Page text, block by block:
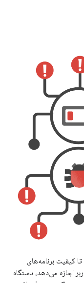
کیفیت برنامه‌های
اجازه می‌دهد، دستگاه